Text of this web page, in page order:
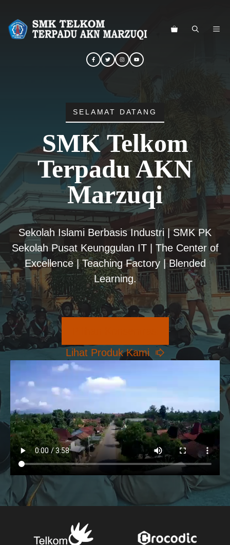
SELAMAT DATANG
SMK Telkom
Terpadu AKN
Marzuqi
Sekolah Islami Berbasis Industri | SMK PK
Sekolah Pusat Keunggulan IT | The Center of
Excellence | Teaching Factory | Blended
Learning.
Lihat Produk Kami